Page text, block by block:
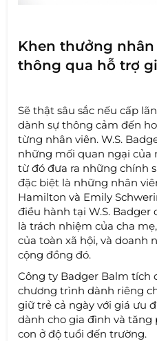
Khen thưởng nhân
thông qua hỗ trợ
Sẽ thật sâu sắc nếu cấp
dành sự thông cảm đến
từng nhân viên. W.S.
những mối quan ngại của
từ đó đưa ra những chính
đặc biệt là những nhân
Hamilton và Emily
điều hành tại W.S.
là trách nhiệm của cha
của toàn xã hội, và doanh
cộng đồng đó.
Công ty Badger Balm tích
chương trình dành riêng
giữ trẻ cả ngày với giá ưu
dành cho gia đình và tăng
con ở độ tuổi đến trường.